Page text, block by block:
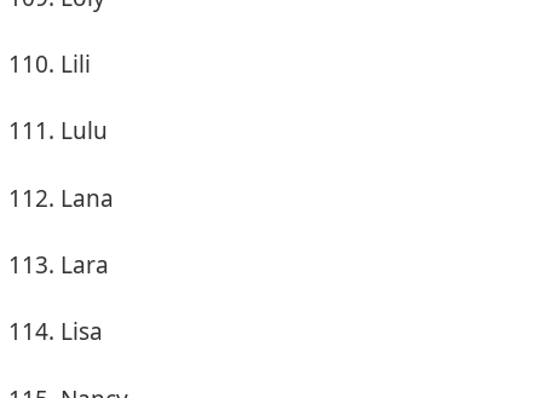
Lili
Lulu
Lana
Lara
Lisa